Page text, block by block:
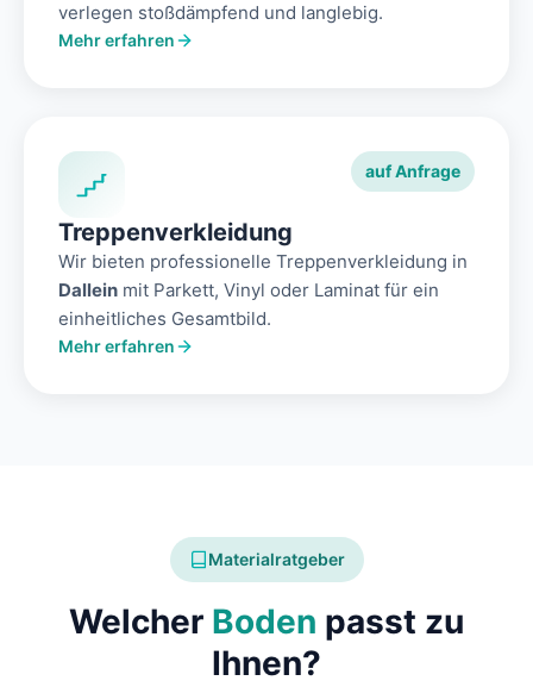
verlegen stoßdämpfend und langlebig.
Mehr erfahren
auf Anfrage
Treppenverkleidung
Wir bieten professionelle Treppenverkleidung in
Dallein mit Parkett, Vinyl oder Laminat für ein
einheitliches Gesamtbild.
Mehr erfahren
Materialratgeber
Welcher Boden passt zu
Ihnen?